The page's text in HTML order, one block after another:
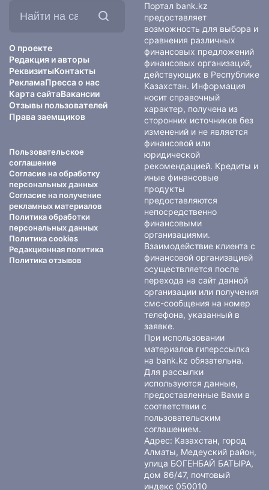
О проекте
Редакция и авторы
РеквизитыКонтакты
РекламаПресса о нас
Карта сайтаВакансии
Отзывы пользователей
Права заемщиков
Пользовательское
соглашение
Согласие на обработку
персональных данных
Согласие на получение
рекламных материалов
Политика обработки
персональных данных
Политика cookies
Редакционная политика
Политика отзывов
Портал bank.kz
предоставляет
возможность для выбора и
сравнения различных
финансовых предложений
финансовых организаций,
действующих в Республике
Казахстан. Информация
носит справочный
характер, получена из
сторонних источников без
изменений и не является
финансовой или
юридической
рекомендацией. Кредиты и
иные финансовые
продукты
предоставляются
непосредственно
финансовыми
организациями.
Взаимодействие клиента с
финансовой организацией
осуществляется после
перехода на сайт данной
организации или получения
смс-сообщения на номер
телефона, указанный в
заявке.
При использовании
материалов гиперссылка
на bank.kz обязательна.
Для рассылки
используются данные,
предоставленные Вами в
соответствии с
пользовательским
соглашением.
Адрес: Казахстан, город
Алматы, Медеуский район,
улица БОГЕНБАЙ БАТЫРА,
дом 86/47, почтовый
индекс 050010